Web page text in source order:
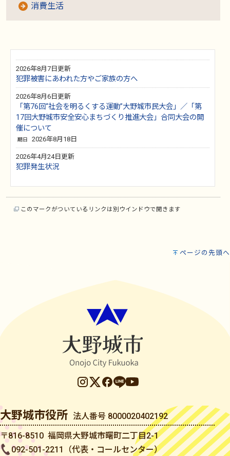
消費生活
2026年8月7日更新
犯罪被害にあわれた方やご家族の方へ
2026年8月6日更新
「第76回“社会を明るくする運動”大野城市民大会」／「第
17回大野城市安全安心まちづくり推進大会」合同大会の開
催について
期日 2026年8月18日
2026年4月24日更新
犯罪発生状況
このマークがついているリンクは別ウインドウで開きます
ページの先頭へ
大野城市役所 法人番号 8000020402192
〒816-8510 福岡県大野城市曙町二丁目2-1
092-501-2211（代表・コールセンター）